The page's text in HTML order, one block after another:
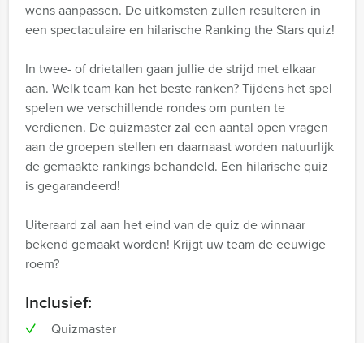
wens aanpassen. De uitkomsten zullen resulteren in
een spectaculaire en hilarische Ranking the Stars quiz!
In twee- of drietallen gaan jullie de strijd met elkaar
aan. Welk team kan het beste ranken? Tijdens het spel
spelen we verschillende rondes om punten te
verdienen. De quizmaster zal een aantal open vragen
aan de groepen stellen en daarnaast worden natuurlijk
de gemaakte rankings behandeld. Een hilarische quiz
is gegarandeerd!
Uiteraard zal aan het eind van de quiz de winnaar
bekend gemaakt worden! Krijgt uw team de eeuwige
roem?
Inclusief:
Quizmaster